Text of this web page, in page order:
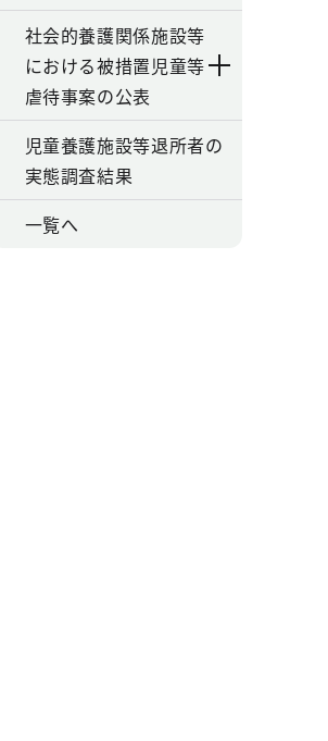
社会的養護関係施設等
における被措置児童等
虐待事案の公表
児童養護施設等退所者の
実態調査結果
一覧へ